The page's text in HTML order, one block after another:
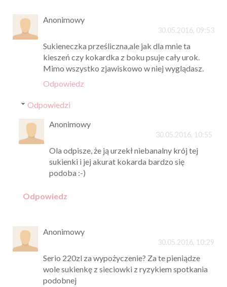
Anonimowy
30.05.2016, 09:53
Sukieneczka prześliczna,ale jak dla mnie ta
kieszeń czy kokardka z boku psuje cały urok.
Mimo wszystko zjawiskowo w niej wyglądasz.
Odpowiedz
Odpowiedzi
Anonimowy
30.05.2016, 10:55
Ola odpisze, że ją urzekł niebanalny krój tej
sukienki i jej akurat kokarda bardzo się
podoba :-)
Odpowiedz
Anonimowy
30.05.2016, 10:29
Serio 220zl za wypożyczenie? Za te pieniądze
wole sukienkę z sieciowki z ryzykiem spotkania
podobnej